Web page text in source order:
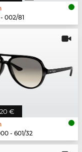
002/81
€
- 601/32